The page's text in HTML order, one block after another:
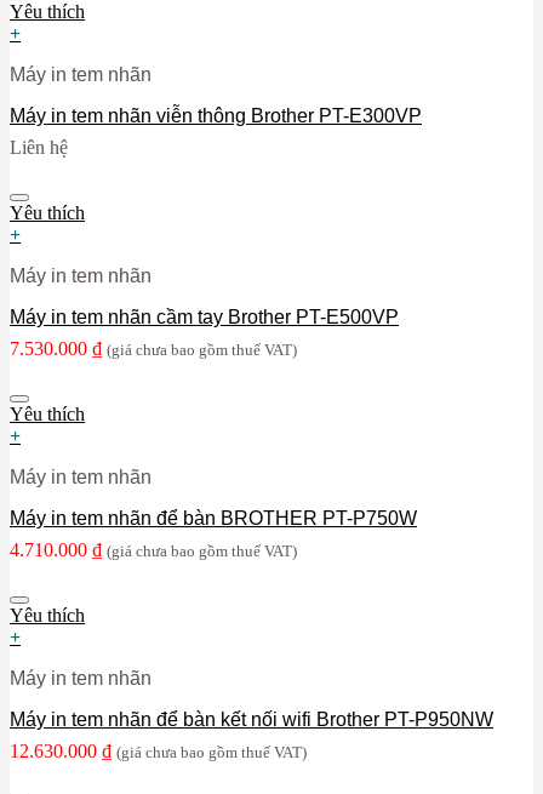
Yêu thích
+
Máy in tem nhãn
Máy in tem nhãn viễn thông Brother PT-E300VP
Liên hệ
Yêu thích
+
Máy in tem nhãn
Máy in tem nhãn cầm tay Brother PT-E500VP
7.530.000 ₫ (giá chưa bao gồm thuế VAT)
Yêu thích
+
Máy in tem nhãn
Máy in tem nhãn để bàn BROTHER PT-P750W
4.710.000 ₫ (giá chưa bao gồm thuế VAT)
Yêu thích
+
Máy in tem nhãn
Máy in tem nhãn để bàn kết nối wifi Brother PT-P950NW
12.630.000 ₫ (giá chưa bao gồm thuế VAT)